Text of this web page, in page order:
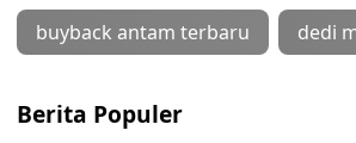
buyback antam terbaru dedi
Berita Populer